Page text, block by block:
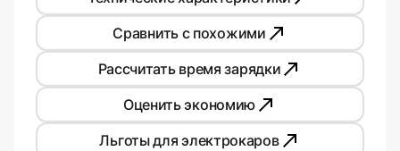
Сравнить с похожими
Рассчитать время зарядки
Оценить экономию
Льготы для электрокаров